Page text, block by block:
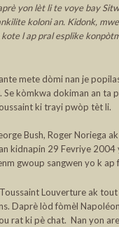
yon lèt li te voye bay
koloni an. Kidonk,
l ap pral esplike
mete dòmi nan je
Se kòmkwa dokiman an ta
ki trayi pwòp tèt li.
Bush, Roger Noriega
kidnapin 29 Fevriye 2004
gwoup sangwen yo k ap
Louverture ak
Daprè lòd fòmèl
rat ki pè chat. Nan yon